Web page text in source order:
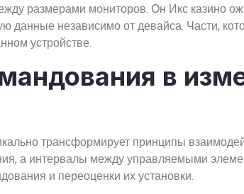
размерами мониторов. Он Икс казино
независимо от девайса. Части,
устройстве.
в
трансформирует принципы
а интервалы между управляемыми
и переоценки их установки.